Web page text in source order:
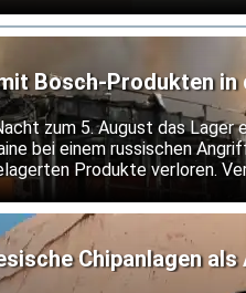
Bosch-Produkten in
zum 5. August das Lager
bei einem russischen
Produkte verloren.
Chipanlagen als